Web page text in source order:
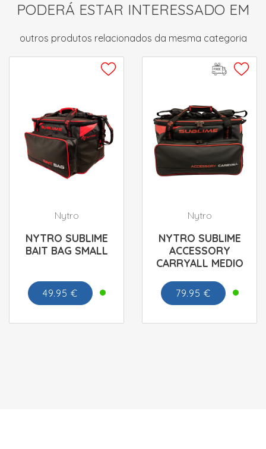
PODERÁ ESTAR INTERESSADO EM
outros produtos relacionados da mesma categoria
Nytro
NYTRO SUBLIME
BAIT BAG SMALL
49.95 €
Nytro
NYTRO SUBLIME
ACCESSORY
CARRYALL MEDIO
79.95 €